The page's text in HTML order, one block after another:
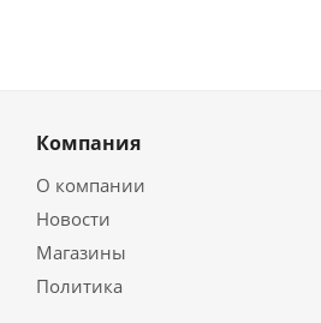
Компания
О компании
Новости
Магазины
Политика